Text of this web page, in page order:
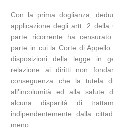
Con la prima doglianza,
applicazione degli artt. 2 della
parte ricorrente ha
parte in cui la Corte di Appello
disposizioni della legge in
relazione ai diritti non
conseguenza che la tutela
all’incolumità ed alla salute
alcuna disparità di
indipendentemente dalla
meno.